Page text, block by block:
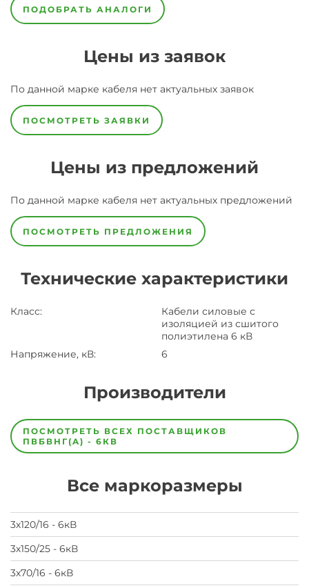
ПОДОБРАТЬ АНАЛОГИ
Цены из заявок
По данной марке кабеля нет актуальных заявок
ПОСМОТРЕТЬ ЗАЯВКИ
Цены из предложений
По данной марке кабеля нет актуальных предложений
ПОСМОТРЕТЬ ПРЕДЛОЖЕНИЯ
Технические характеристики
Класс:
Кабели силовые с
изоляцией из сшитого
полиэтилена 6 кВ
Напряжение, кВ: 6
Производители
Завод Завод-
изготовитель
предпочел
на
завод
ПОСМОТРЕТЬ ВСЕХ ПОСТАВЩИКОВ
ПВБВНГ(A) - 6КВ
Все маркоразмеры
3х120/16 - 6кВ
3х150/25 - 6кВ
3х70/16 - 6кВ